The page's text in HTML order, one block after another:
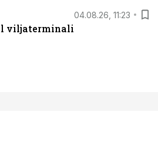
04.08.26, 11:23
viljaterminali